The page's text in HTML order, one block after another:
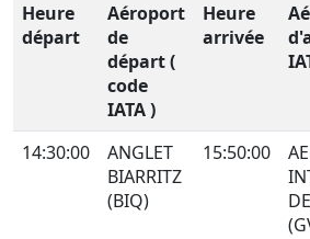
Heure
départ
Aéroport
de
départ (
code
IATA )
Heure
arrivée
14:30:00
ANGLET
BIARRITZ
(BIQ)
15:50:00